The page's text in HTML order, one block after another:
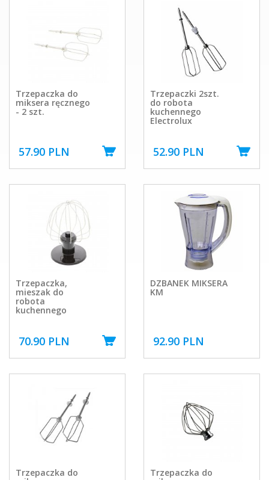
Trzepaczka do
miksera ręcznego
- 2 szt.
57.90 PLN
Trzepaczki 2szt.
do robota
kuchennego
Electrolux
52.90 PLN
Trzepaczka,
mieszak do
robota
kuchennego
70.90 PLN
DZBANEK MIKSERA
KM
92.90 PLN
Trzepaczka do Trzepaczka do